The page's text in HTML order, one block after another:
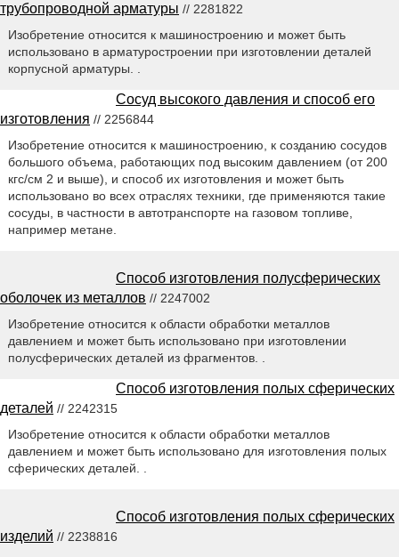
трубопроводной арматуры // 2281822
Изобретение относится к машиностроению и может быть
использовано в арматуростроении при изготовлении деталей
корпусной арматуры. .
Сосуд высокого давления и способ его
изготовления // 2256844
Изобретение относится к машиностроению, к созданию сосудов
большого объема, работающих под высоким давлением (от 200
кгс/см 2 и выше), и способ их изготовления и может быть
использовано во всех отраслях техники, где применяются такие
сосуды, в частности в автотранспорте на газовом топливе,
например метане.
Способ изготовления полусферических
оболочек из металлов // 2247002
Изобретение относится к области обработки металлов
давлением и может быть использовано при изготовлении
полусферических деталей из фрагментов. .
Способ изготовления полых сферических
деталей // 2242315
Изобретение относится к области обработки металлов
давлением и может быть использовано для изготовления полых
сферических деталей. .
Способ изготовления полых сферических
изделий // 2238816